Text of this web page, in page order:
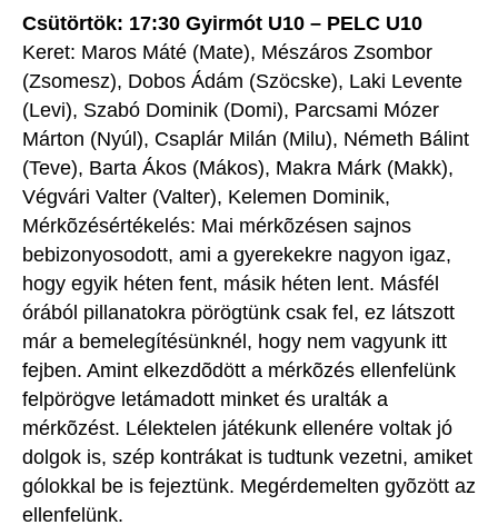
Csütörtök: 17:30 Gyirmót U10 – PELC U10
Keret: Maros Máté (Mate), Mészáros Zsombor
(Zsomesz), Dobos Ádám (Szöcske), Laki Levente
(Levi), Szabó Dominik (Domi), Parcsami Mózer
Márton (Nyúl), Csaplár Milán (Milu), Németh Bálint
(Teve), Barta Ákos (Mákos), Makra Márk (Makk),
Végvári Valter (Valter), Kelemen Dominik,
Mérkõzésértékelés: Mai mérkõzésen sajnos
bebizonyosodott, ami a gyerekekre nagyon igaz,
hogy egyik héten fent, másik héten lent. Másfél
órából pillanatokra pörögtünk csak fel, ez látszott
már a bemelegítésünknél, hogy nem vagyunk itt
fejben. Amint elkezdõdött a mérkõzés ellenfelünk
felpörögve letámadott minket és uralták a
mérkõzést. Lélektelen játékunk ellenére voltak jó
dolgok is, szép kontrákat is tudtunk vezetni, amiket
gólokkal be is fejeztünk. Megérdemelten gyõzött az
ellenfelünk.